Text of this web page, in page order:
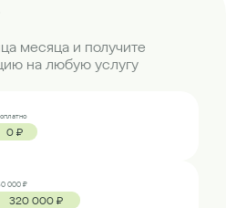
месяца и получите
на любую услугу
0 ₽
000 ₽
320 000 ₽